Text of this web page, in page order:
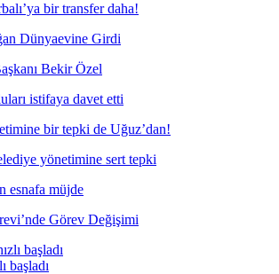
bir transfer daha!
Dünyaevine Girdi
Bekir Özel
istifaya davet etti
bir tepki de Uğuz’dan!
yönetimine sert tepki
esnafa müjde
Görev Değişimi
başladı